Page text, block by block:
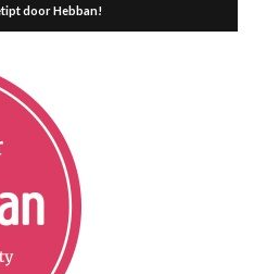
door Hebban!